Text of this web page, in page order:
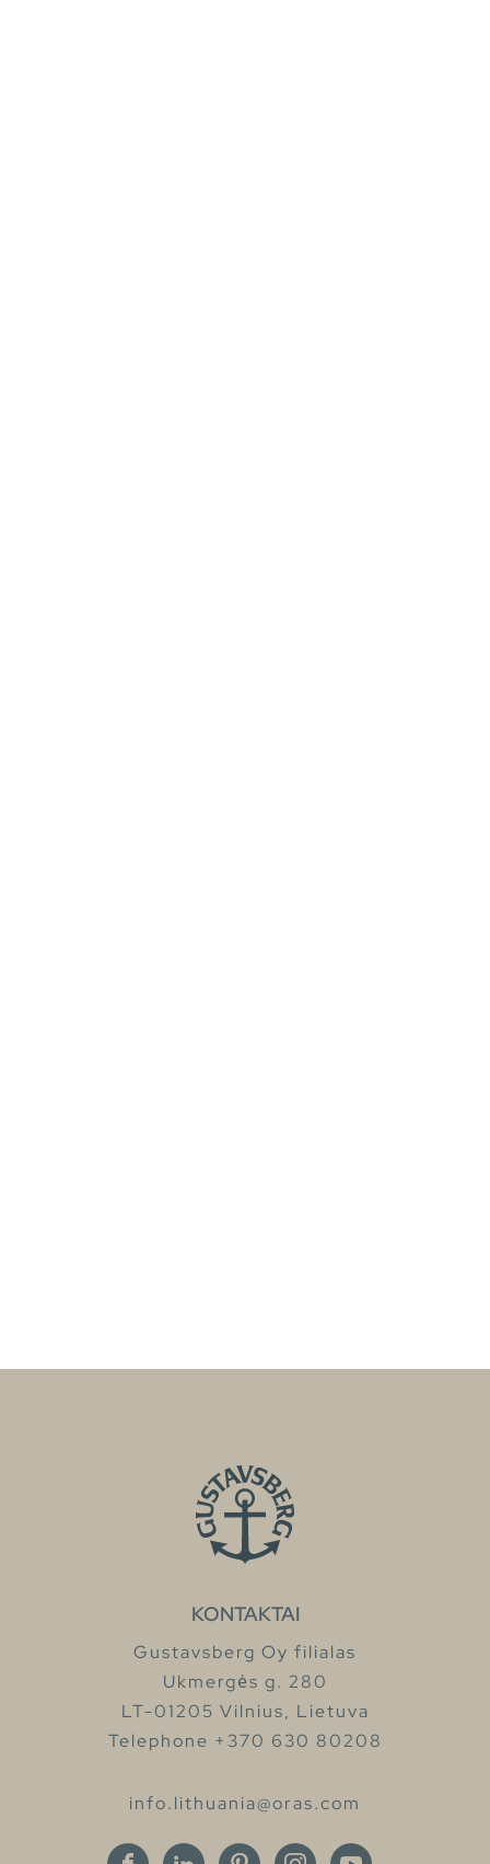
KONTAKTAI
Gustavsberg Oy filialas
Ukmergės g. 280
LT-01205 Vilnius, Lietuva
Telephone +370 630 80208
info.lithuania@oras.com